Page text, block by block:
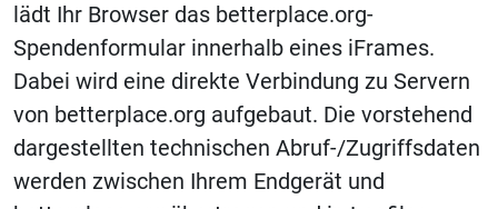
lädt Ihr Browser das betterplace.org-
Spendenformular innerhalb eines iFrames.
Dabei wird eine direkte Verbindung zu Servern
von betterplace.org aufgebaut. Die vorstehend
dargestellten technischen Abruf-/Zugriffsdaten
werden zwischen Ihrem Endgerät und